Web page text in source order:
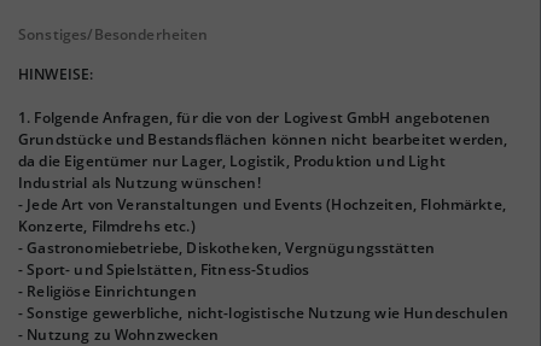
Sonstiges/Besonderheiten
HINWEISE:
1. Folgende Anfragen, für die von der Logivest GmbH angebotenen
Grundstücke und Bestandsflächen können nicht bearbeitet werden,
da die Eigentümer nur Lager, Logistik, Produktion und Light
Industrial als Nutzung wünschen!
- Jede Art von Veranstaltungen und Events (Hochzeiten, Flohmärkte,
Konzerte, Filmdrehs etc.)
- Gastronomiebetriebe, Diskotheken, Vergnügungsstätten
- Sport- und Spielstätten, Fitness-Studios
- Religiöse Einrichtungen
- Sonstige gewerbliche, nicht-logistische Nutzung wie Hundeschulen
- Nutzung zu Wohnzwecken